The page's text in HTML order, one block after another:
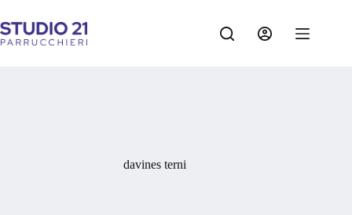
al
contenuto
davines terni